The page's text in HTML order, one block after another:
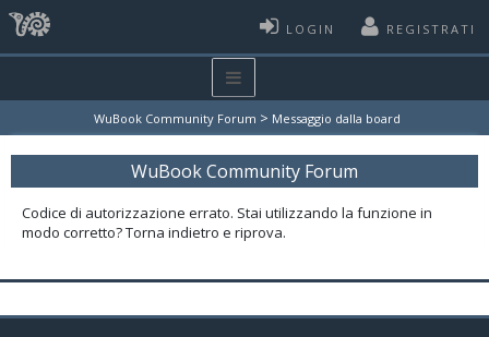
LOGIN REGISTRATI
WuBook Community Forum > Messaggio dalla board
WuBook Community Forum
Codice di autorizzazione errato. Stai utilizzando la funzione in
modo corretto? Torna indietro e riprova.